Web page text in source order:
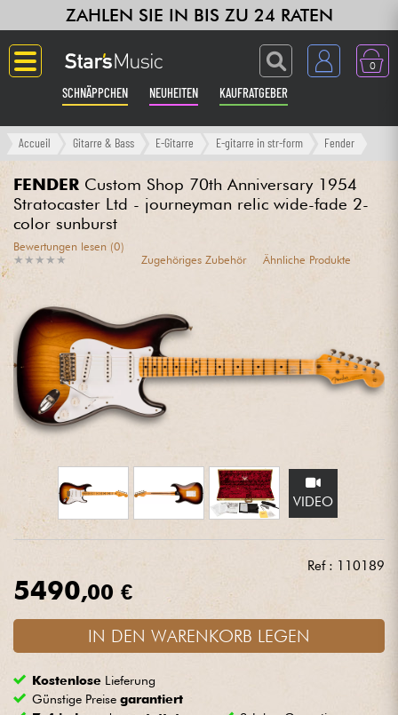
ZAHLEN SIE IN BIS ZU 24 RATEN
0
SCHNÄPPCHEN NEUHEITEN KAUFRATGEBER
Langue
Gitarre & Bass
Verstärker & Effekte
Synths & samplers
Studio
Kopfhörer
Mikros
DJ
Licht
Drums
Blasinstrumente
Accueil Gitarre & Bass E-Gitarre E-gitarre in str-form Fender
FENDER Custom Shop 70th Anniversary 1954
Stratocaster Ltd - journeyman relic wide-fade 2-
color sunburst
★ ★ ★ ★ ★
★ ★ ★ ★ ★
Bewertungen lesen (0)
Zugehöriges Zubehör
Ähnliche Produkte
VIDEO
Ref : 110189
5490,00 €
IN DEN WARENKORB LEGEN
Kostenlose Lieferung
Günstige Preisegarantiert